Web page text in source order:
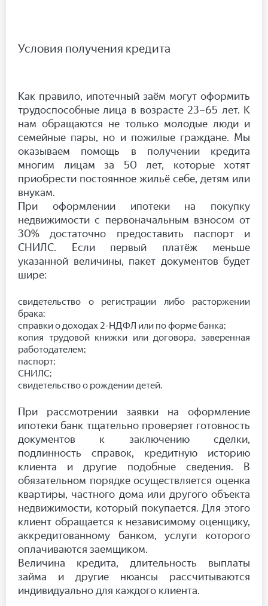
Условия получения кредита
Как правило, ипотечный заём могут оформить
трудоспособные лица в возрасте 23–65 лет. К
нам обращаются не только молодые люди и
семейные пары, но и пожилые граждане. Мы
оказываем помощь в получении кредита
многим лицам за 50 лет, которые хотят
приобрести постоянное жильё себе, детям или
внукам.
При оформлении ипотеки на покупку
недвижимости с первоначальным взносом от
30% достаточно предоставить паспорт и
СНИЛС. Если первый платёж меньше
указанной величины, пакет документов будет
шире:
свидетельство о регистрации либо расторжении
брака;
справки о доходах 2-НДФЛ или по форме банка;
копия трудовой книжки или договора, заверенная
работодателем;
паспорт;
СНИЛС;
свидетельство о рождении детей.
При рассмотрении заявки на оформление
ипотеки банк тщательно проверяет готовность
документов к заключению сделки,
подлинность справок, кредитную историю
клиента и другие подобные сведения. В
обязательном порядке осуществляется оценка
квартиры, частного дома или другого объекта
недвижимости, который покупается. Для этого
клиент обращается к независимому оценщику,
аккредитованному банком, услуги которого
оплачиваются заемщиком.
Величина кредита, длительность выплаты
займа и другие нюансы рассчитываются
индивидуально для каждого клиента.